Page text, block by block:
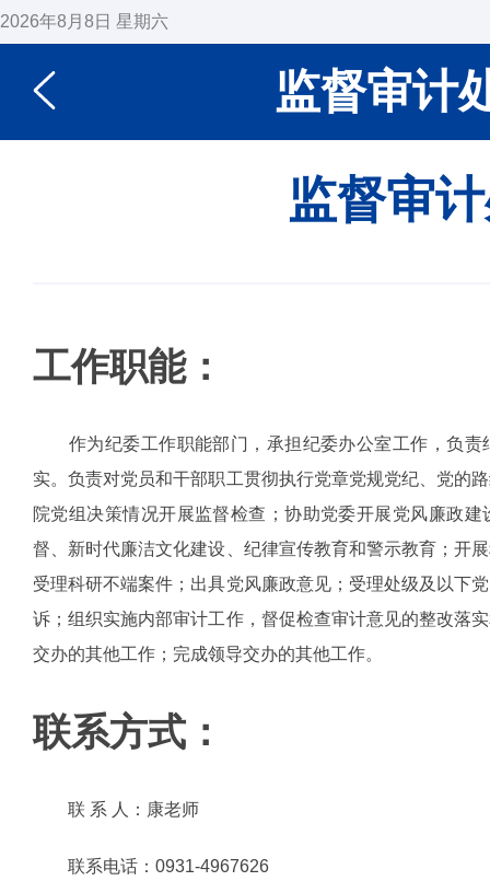
2026年8月8日 星期六
监督审计
监督审
工作职能：
作为纪委工作职能部门，承担纪委办公室工作，负
实。负责对党员和干部职工贯彻执行党章党规党纪、党的
院党组决策情况开展监督检查；协助党委开展党风廉政
督、新时代廉洁文化建设、纪律宣传教育和警示教育；开
受理科研不端案件；出具党风廉政意见；受理处级及以下
诉；组织实施内部审计工作，督促检查审计意见的整改落
交办的其他工作；完成领导交办的其他工作。
联系方式：
联 系 人：康老师
联系电话： 0931-4967626